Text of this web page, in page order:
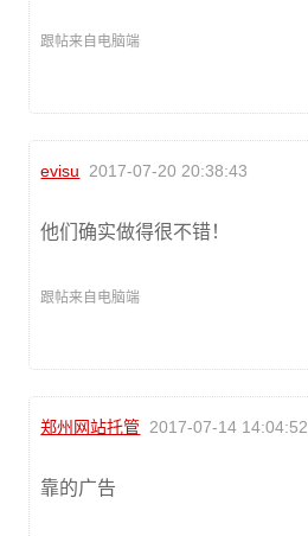
跟帖来自电脑端
evisu 2017-07-20 20:38:43
他们确实做得很不错！
跟帖来自电脑端
郑州网站托管 2017-07-14 14:04:52
靠的广告